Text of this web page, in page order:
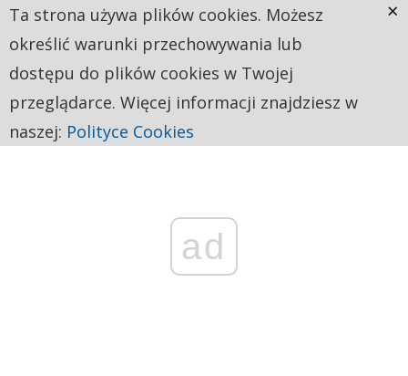
ad
Ta strona używa plików cookies. Możesz
określić warunki przechowywania lub
dostępu do plików cookies w Twojej
przeglądarce. Więcej informacji znajdziesz w
naszej: Polityce Cookies
×